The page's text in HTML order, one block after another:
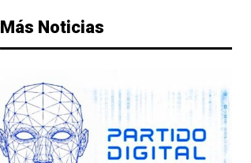
Más Noticias